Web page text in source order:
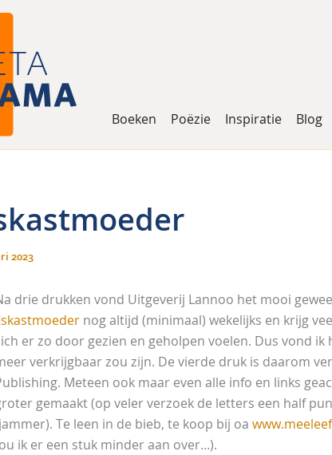
Boeken Poëzie Inspiratie Blog
2023
drie drukken vond Uitgeverij Lannoo het mooi
nog altijd (minimaal) wekelijks en krijg
er zo door gezien en geholpen voelen. Dus vond
verkrijgbaar zou zijn. De vierde druk is daarom
Meteen ook maar even alle info en links
gemaakt (op veler verzoek de letters een half
Te leen in de bieb, te koop bij oa
ik er een stuk minder aan over…).